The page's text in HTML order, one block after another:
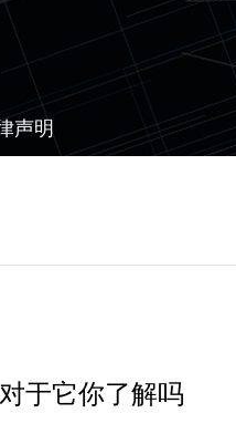
声明
于它你了解吗